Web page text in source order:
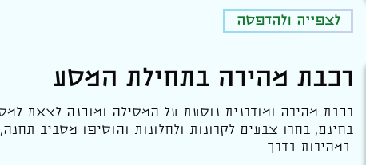
לצפייה ולהדפסה
רכבת מהירה בתחילת המסע
רכבת מהירה ומודרנית נוסעת על המסילה ומוכנה לצאת
בחינם, בחרו צבעים לקרונות ולחלונות והוסיפו מסביב
במהירות בדרך.